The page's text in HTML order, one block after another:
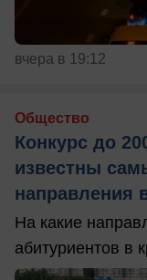
вчера в 19:12
Общество
Конкурс до
известны
направления
На какие
абитуриентов в